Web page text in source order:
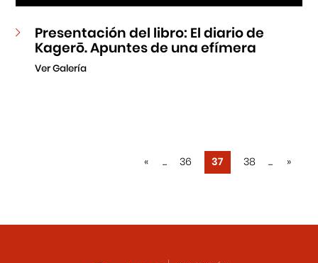
Presentación del libro: El diario de
Kagerō. Apuntes de una efímera
Ver Galería
« ... 36 37 38 ... »